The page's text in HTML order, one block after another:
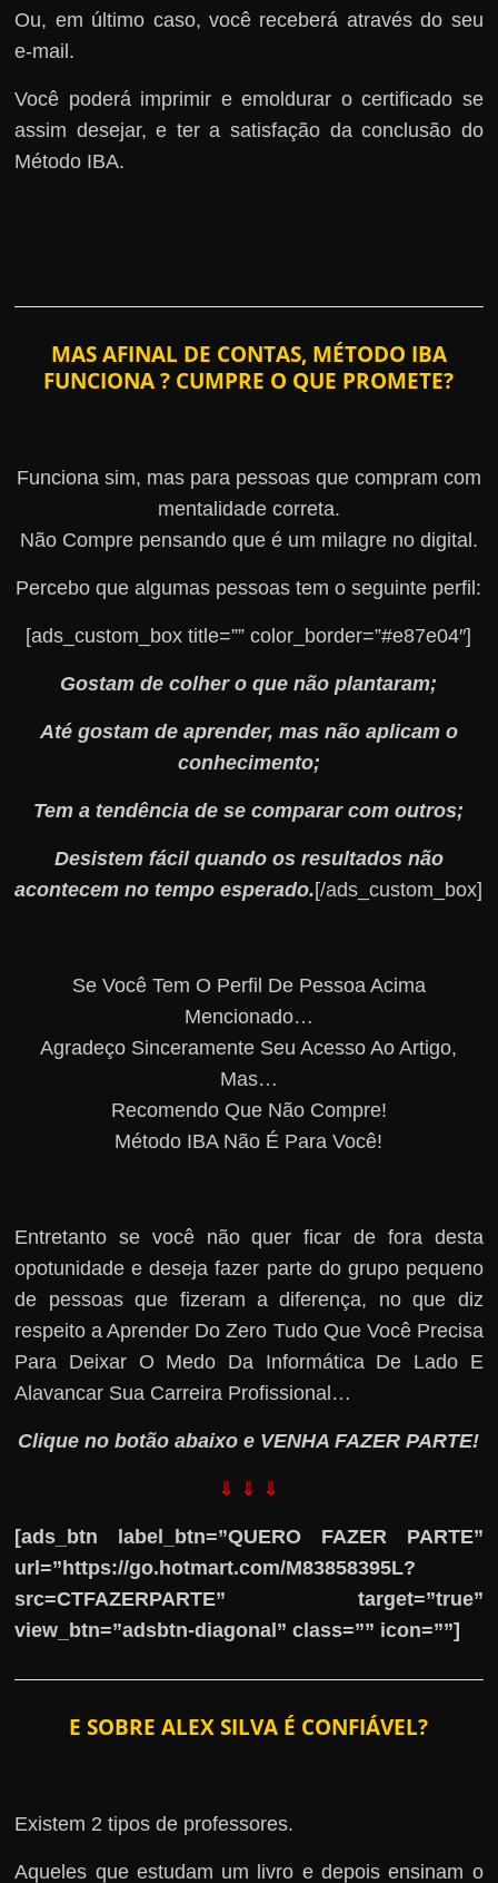
Ou, em último caso, você receberá através do seu
e-mail.
Você poderá imprimir e emoldurar o certificado se
assim desejar, e ter a satisfação da conclusão do
Método IBA.
MAS AFINAL DE CONTAS, MÉTODO IBA
FUNCIONA ? CUMPRE O QUE PROMETE?
Funciona sim, mas para pessoas que compram com
mentalidade correta.
Não Compre pensando que é um milagre no digital.
Percebo que algumas pessoas tem o seguinte perfil:
[ads_custom_box title=”” color_border=”#e87e04″]
Gostam de colher o que não plantaram;
Até gostam de aprender, mas não aplicam o
conhecimento;
Tem a tendência de se comparar com outros;
Desistem fácil quando os resultados não
acontecem no tempo esperado.[/ads_custom_box]
Se Você Tem O Perfil De Pessoa Acima
Mencionado…
Agradeço Sinceramente Seu Acesso Ao Artigo,
Mas…
Recomendo Que Não Compre!
Método IBA Não É Para Você!
Entretanto se você não quer ficar de fora desta
opotunidade e deseja fazer parte do grupo pequeno
de pessoas que fizeram a diferença, no que diz
respeito a Aprender Do Zero Tudo Que Você Precisa
Para Deixar O Medo Da Informática De Lado E
Alavancar Sua Carreira Profissional…
Clique no botão abaixo e VENHA FAZER PARTE!
⇓ ⇓ ⇓
[ads_btn label_btn=”QUERO FAZER PARTE”
url=”https://go.hotmart.com/M83858395L?
src=CTFAZERPARTE” target=”true”
view_btn=”adsbtn-diagonal” class=”” icon=””]
E SOBRE ALEX SILVA É CONFIÁVEL?
Existem 2 tipos de professores.
Aqueles que estudam um livro e depois ensinam o